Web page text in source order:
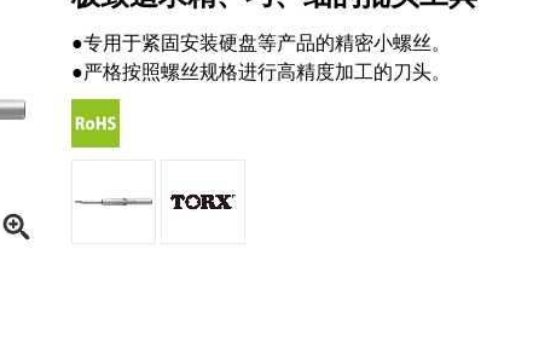
●专用于紧固安装硬盘等产品的精密小螺丝。
●严格按照螺丝规格进行高精度加工的刀头。